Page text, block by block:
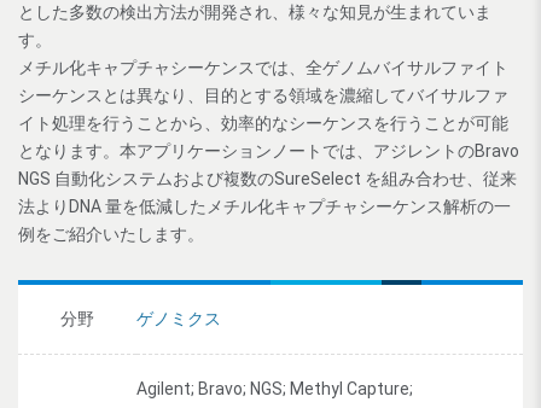
とした多数の検出方法が開発され、様々な知見が生まれていま
す。
メチル化キャプチャシーケンスでは、全ゲノムバイサルファイト
シーケンスとは異なり、目的とする領域を濃縮してバイサルファ
イト処理を行うことから、効率的なシーケンスを行うことが可能
となります。本アプリケーションノートでは、アジレントのBravo
NGS 自動化システムおよび複数のSureSelect を組み合わせ、従来
法よりDNA 量を低減したメチル化キャプチャシーケンス解析の一
例をご紹介いたします。
分野 ゲノミクス
Agilent; Bravo; NGS; Methyl Capture;